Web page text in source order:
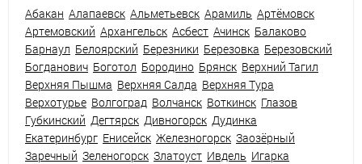
Абакан Алапаевск Альметьевск Арамиль Артёмовск
Артемовский Архангельск Асбест Ачинск Балаково
Барнаул Белоярский Березники Березовка Березовский
Богданович Боготол Бородино Брянск Верхний Тагил
Верхняя Пышма Верхняя Салда Верхняя Тура
Верхотурье Волгоград Волчанск Воткинск Глазов
Губкинский Дегтярск Дивногорск Дудинка
Екатеринбург Енисейск Железногорск Заозёрный
Заречный Зеленогорск Златоуст Ивдель Игарка